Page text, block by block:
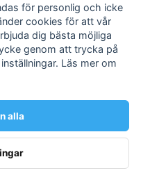
för personlig och icke
cookies för att vår
dig bästa möjliga
genom att trycka på
Läs mer om
alla